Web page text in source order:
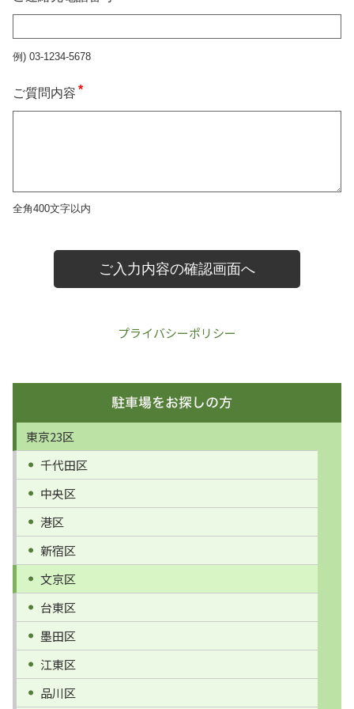
プライバシーポリシー
東京23区
千代田区
中央区
港区
新宿区
文京区
台東区
墨田区
江東区
品川区